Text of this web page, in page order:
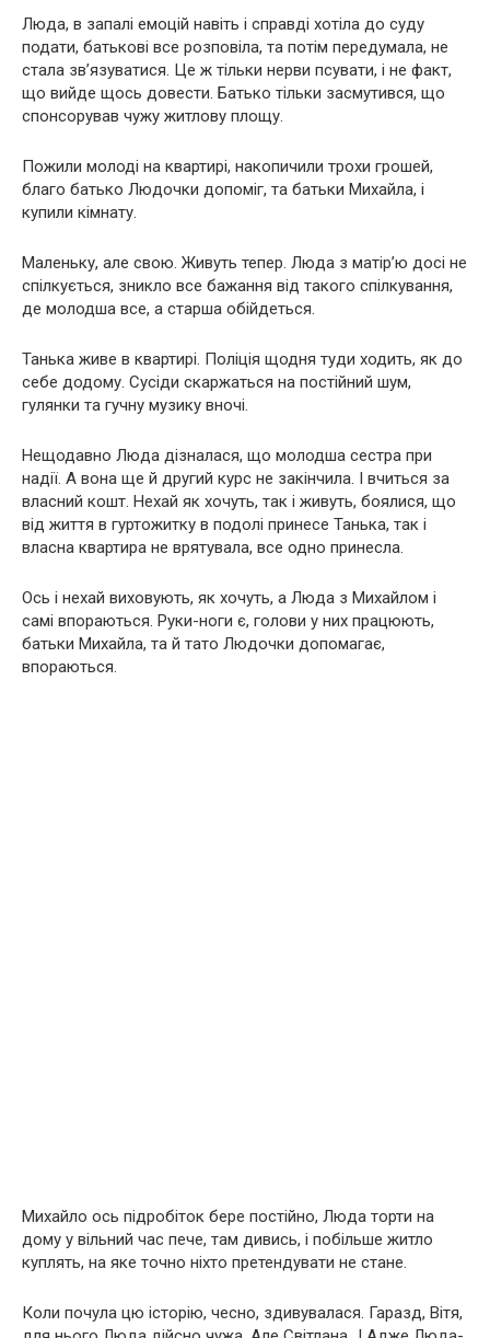
Люда, в запалі емоцій навіть і справді хотіла до суду
подати, батькові все розповіла, та потім передумала, не
стала зв’язуватися. Це ж тільки нерви псувати, і не факт,
що вийде щось довести. Батько тільки засмутився, що
спонсорував чужу житлову площу.
Пожили молоді на квартирі, накопичили трохи грошей,
благо батько Людочки допоміг, та батьки Михайла, і
купили кімнату.
Маленьку, але свою. Живуть тепер. Люда з матір’ю досі не
спілкується, зникло все бажання від такого спілкування,
де молодша все, а старша обійдеться.
Танька живе в квартирі. Поліція щодня туди ходить, як до
себе додому. Сусіди скаржаться на постійний шум,
гулянки та гучну музику вночі.
Нещодавно Люда дізналася, що молодша сестра при
надії. А вона ще й другий курс не закінчила. І вчиться за
власний кошт. Нехай як хочуть, так і живуть, боялися, що
від життя в гуртожитку в подолі принесе Танька, так і
власна квартира не врятувала, все одно принесла.
Ось і нехай виховують, як хочуть, а Люда з Михайлом і
самі впораються. Руки-ноги є, голови у них працюють,
батьки Михайла, та й тато Людочки допомагає,
впораються.
Михайло ось підробіток бере постійно, Люда торти на
дому у вільний час пече, там дивись, і побільше житло
куплять, на яке точно ніхто претендувати не стане.
Коли почула цю історію, чесно, здивувалася. Гаразд, Вітя,